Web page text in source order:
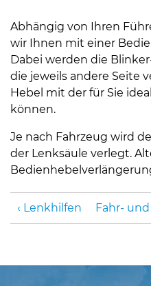
Abhängig von Ihren
wir Ihnen mit einer
Dabei werden die
die jeweils andere Seite
Hebel mit der für Sie
können.
Je nach Fahrzeug wird
der Lenksäule verlegt.
Lenkhilfen Fahr-